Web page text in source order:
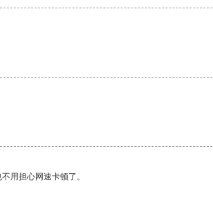
用担心网速卡顿了。